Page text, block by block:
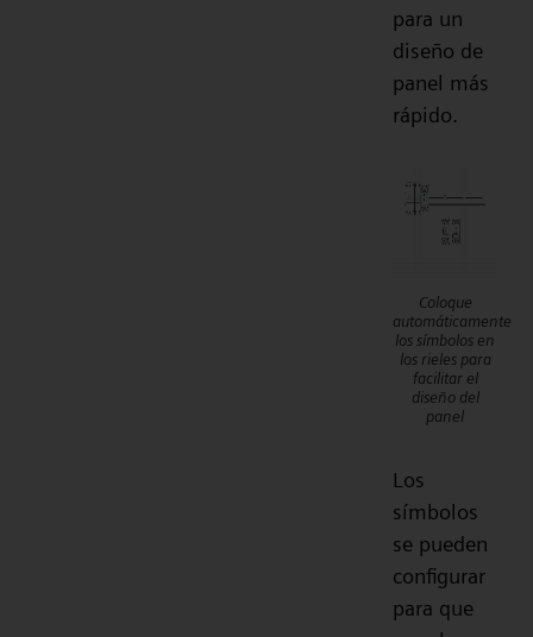
para un
diseño de
panel más
rápido.
Coloque
automáticamente
los símbolos en
los rieles para
facilitar el
diseño del
panel
Los
símbolos
se pueden
configurar
para que